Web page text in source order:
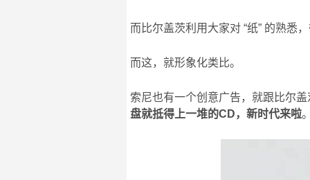
而比尔盖茨利用大家对 “纸” 的熟悉
而这，就形象化类比。
索尼也有一个创意广告，就跟比尔
盘就抵得上一堆的CD，新时代来啦